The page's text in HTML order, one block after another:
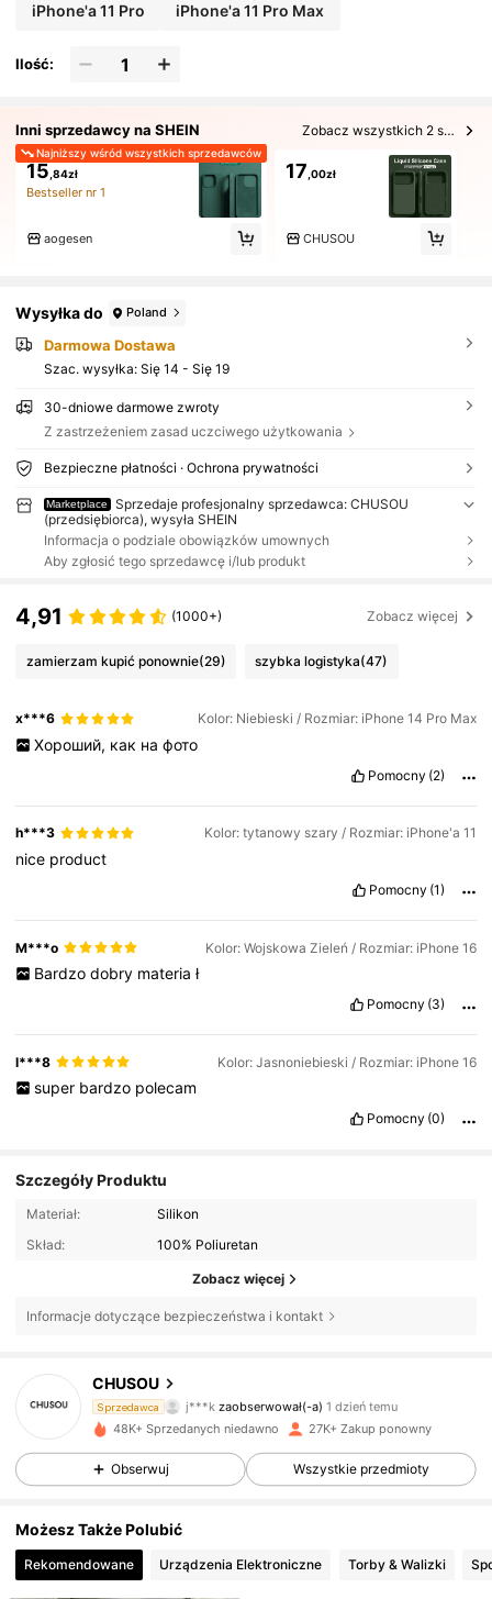
iPhone'a 11 Pro iPhone'a 11 Pro Max
Ilość:
Inni sprzedawcy na SHEIN Zobacz wszystkich 2 sprzedających
Najniższy wśród wszystkich sprzedawców
15 ,84zł
Bestseller nr 1
aogesen
17 ,00zł
CHUSOU
Wysyłka do Poland
Darmowa Dostawa
Szac. wysyłka: Się 14 - Się 19
30-dniowe darmowe zwroty
Z zastrzeżeniem zasad uczciwego użytkowania
Bezpieczne płatności · Ochrona prywatności
Marketplace
Sprzedaje profesjonalny sprzedawca: CHUSOU
(przedsiębiorca), wysyła SHEIN
Informacja o podziale obowiązków umownych
Aby zgłosić tego sprzedawcę i/lub produkt
4,91 (1000+) Zobacz więcej
zamierzam kupić ponownie(29) szybka logistyka(47)
x***6 Kolor: Niebieski / Rozmiar: iPhone 14 Pro Max
Хороший, как на фото
Pomocny (2)
h***3 Kolor: tytanowy szary / Rozmiar: iPhone'a 11
nice product
Pomocny (1)
M***o Kolor: Wojskowa Zieleń / Rozmiar: iPhone 16
Bardzo dobry materia ł
Pomocny (3)
l***8 Kolor: Jasnoniebieski / Rozmiar: iPhone 16
super bardzo polecam
Pomocny (0)
Szczegóły Produktu
Materiał:
Silikon
Skład:
100% Poliuretan
Zobacz więcej
Informacje dotyczące bezpieczeństwa i kontakt
CHUSOU
Sprzedawca
a***r przegląda
4,89
2.1K Obserwujący
4,89 2.1K Obserwujący
48K+ Sprzedanych niedawno 27K+ Zakup ponowny
Obserwuj Wszystkie przedmioty
Możesz Także Polubić
Rekomendowane Urządzenia Elektroniczne Torby & Walizki